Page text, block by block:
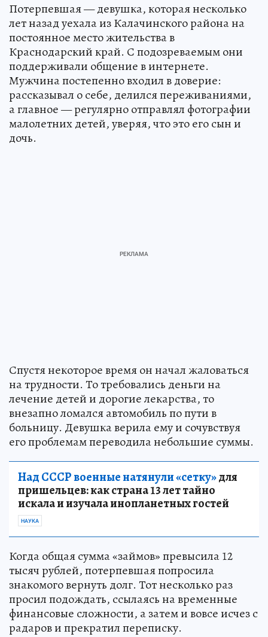
Потерпевшая — девушка, которая несколько
лет назад уехала из Калачинского района на
постоянное место жительства в
Краснодарский край. С подозреваемым они
поддерживали общение в интернете.
Мужчина постепенно входил в доверие:
рассказывал о себе, делился переживаниями,
а главное — регулярно отправлял фотографии
малолетних детей, уверяя, что это его сын и
дочь.
Спустя некоторое время он начал жаловаться
на трудности. То требовались деньги на
лечение детей и дорогие лекарства, то
внезапно ломался автомобиль по пути в
больницу. Девушка верила ему и сочувствуя
его проблемам переводила небольшие суммы.
Над СССР военные натянули «сетку»для
пришельцев: как страна 13 лет тайно
искала и изучала инопланетных гостей
НАУКА
Когда общая сумма «займов» превысила 12
тысяч рублей, потерпевшая попросила
знакомого вернуть долг. Тот несколько раз
просил подождать, ссылаясь на временные
финансовые сложности, а затем и вовсе исчез с
радаров и прекратил переписку.